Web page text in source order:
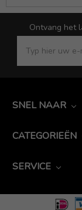
Ontvang het
SNEL NAAR
CATEGORIEËN
SERVICE